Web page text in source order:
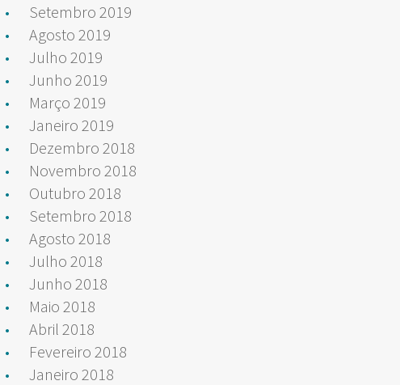
Setembro 2019
Agosto 2019
Julho 2019
Junho 2019
Março 2019
Janeiro 2019
Dezembro 2018
Novembro 2018
Outubro 2018
Setembro 2018
Agosto 2018
Julho 2018
Junho 2018
Maio 2018
Abril 2018
Fevereiro 2018
Janeiro 2018